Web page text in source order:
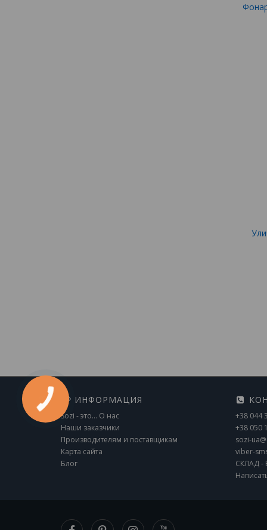
ИНФОРМАЦИЯ
Sozi - это... О нас
Наши заказчики
Производителям и поставщикам
Карта сайта
Блог
+38 044
+38 050
sozi-
viber-
СКЛАД -